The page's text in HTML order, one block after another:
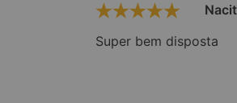
Super bem disposta